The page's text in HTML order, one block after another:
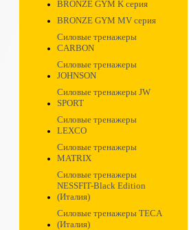
BRONZE GYM K серия
BRONZE GYM MV серия
Силовые тренажеры
CARBON
Силовые тренажеры
JOHNSON
Силовые тренажеры JW
SPORT
Силовые тренажеры
LEXCO
Силовые тренажеры
MATRIX
Силовые тренажеры
NESSFIT-Black Edition
(Италия)
Силовые тренажеры TECA
(Италия)